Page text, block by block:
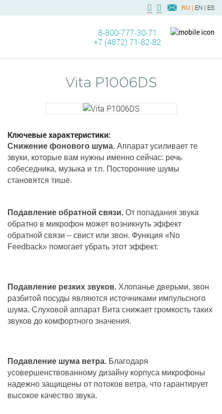
RU | EN | ES
8-800-777-30-71
+7 (4872) 71-82-82
Vita P1006DS
Ключевые характеристики:
Снижение фонового шума. Аппарат усиливает те
звуки, которые вам нужны именно сейчас: речь
собеседника, музыка и т.п. Посторонние шумы
становятся тише.
Подавление обратной связи. От попадания звука
обратно в микрофон может возникнуть эффект
обратной связи – свист или звон. Функция «No
Feedback» помогает убрать этот эффект.
Подавление резких звуков. Хлопанье дверьми, звон
разбитой посуды являются источниками импульсного
шума. Слуховой аппарат Вита снижает громкость таких
звуков до комфортного значения.
Подавление шума ветра. Благодаря
усовершенствованному дизайну корпуса микрофоны
надежно защищены от потоков ветра, что гарантирует
высокое качество звука.